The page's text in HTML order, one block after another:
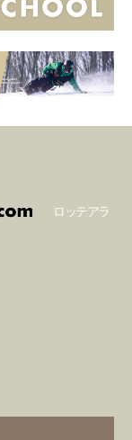
ロッテアラ